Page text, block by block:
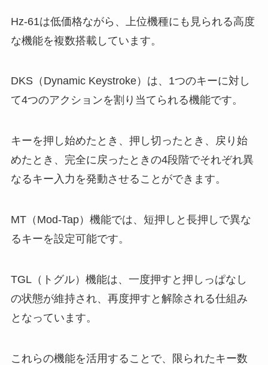
Hz-61は低価格ながら、上位機種にも見られる高度
な機能を複数搭載しています。
DKS（Dynamic Keystroke）は、1つのキーに対し
て4つのアクションを割り当てられる機能です。
キーを押し始めたとき、押し切ったとき、戻り始
めたとき、完全に戻ったときの4段階でそれぞれ異
なるキー入力を発動させることができます。
MT（Mod-Tap）機能では、短押しと長押しで異な
るキーを設定可能です。
TGL（トグル）機能は、一度押すと押しっぱなし
の状態が維持され、再度押すと解除される仕組み
となっています。
これらの機能を活用することで、限られたキー数